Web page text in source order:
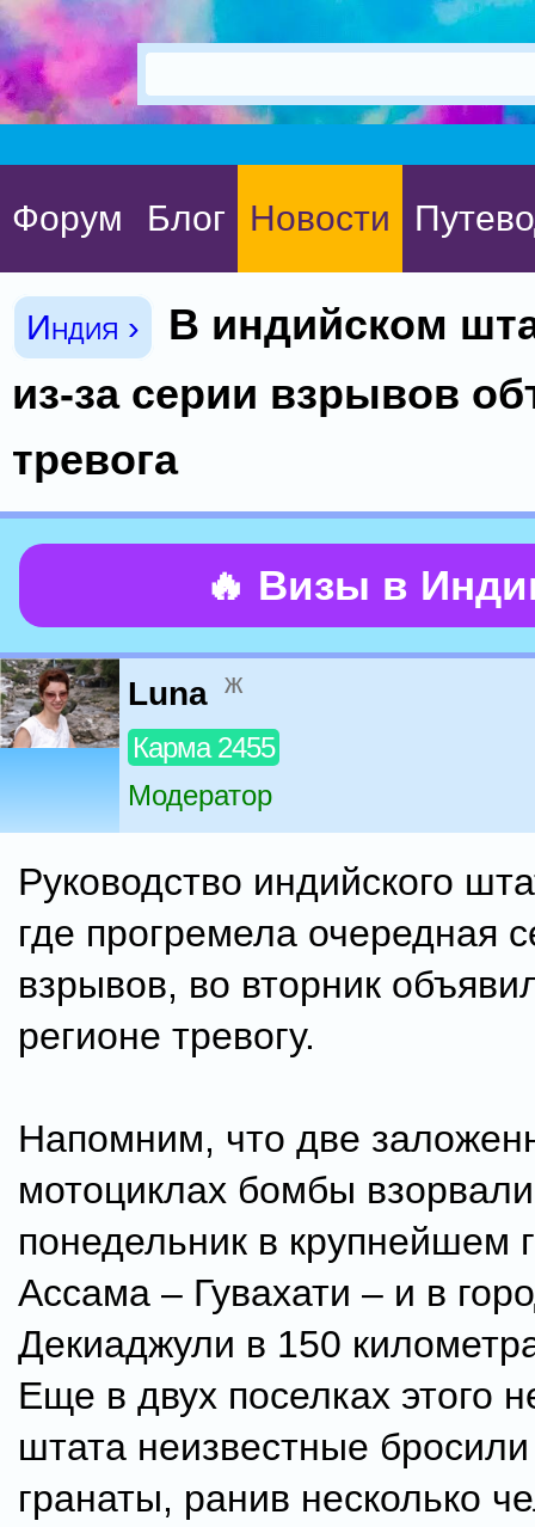
Форум Блог Новости
Индия ›
В индийском
из-за серии взрывов
тревога
🔥 Визы в
Luna ж
Карма 2455
Модератор
Руководство индийского
где прогремела очередная
взрывов, во вторник
регионе тревогу.
Напомним, что две
мотоциклах бомбы
понедельник в крупнейшем
Ассама – Гувахати – и в
Декиаджули в 150
Еще в двух поселках этого
штата неизвестные
гранаты, ранив несколько